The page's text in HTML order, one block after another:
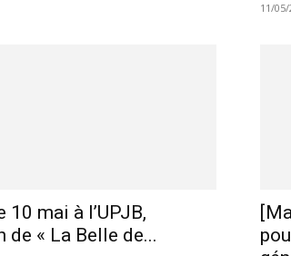
11/
10 mai à l’UPJB,
de « La Belle de...